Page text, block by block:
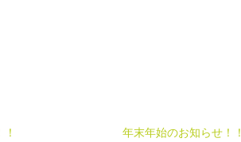
年末年始のお知らせ！！